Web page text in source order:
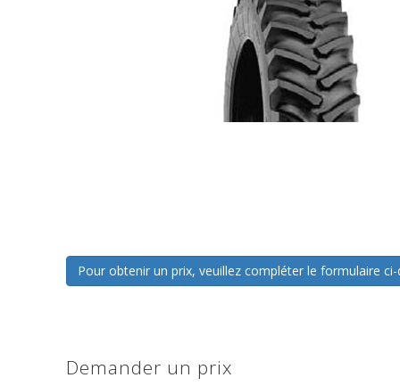
Pour obtenir un prix, veuillez compléter le formulaire
Demander un prix